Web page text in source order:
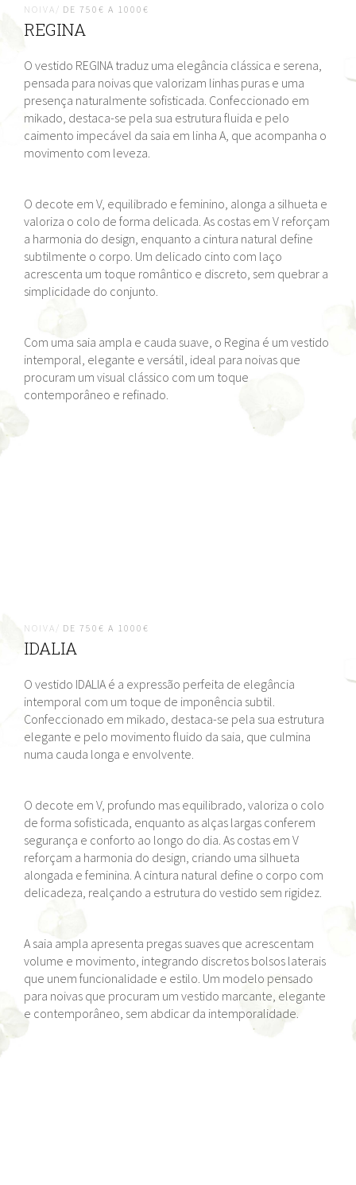
NOIVA/ DE 750€ A 1000€
REGINA
O vestido REGINA traduz uma elegância clássica e serena,
pensada para noivas que valorizam linhas puras e uma
presença naturalmente sofisticada. Confeccionado em
mikado, destaca-se pela sua estrutura fluida e pelo
caimento impecável da saia em linha A, que acompanha o
movimento com leveza.
O decote em V, equilibrado e feminino, alonga a silhueta e
valoriza o colo de forma delicada. As costas em V reforçam
a harmonia do design, enquanto a cintura natural define
subtilmente o corpo. Um delicado cinto com laço
acrescenta um toque romântico e discreto, sem quebrar a
simplicidade do conjunto.
Com uma saia ampla e cauda suave, o Regina é um vestido
intemporal, elegante e versátil, ideal para noivas que
procuram um visual clássico com um toque
contemporâneo e refinado.
NOIVA/ DE 750€ A 1000€
IDALIA
O vestido IDALIA é a expressão perfeita de elegância
intemporal com um toque de imponência subtil.
Confeccionado em mikado, destaca-se pela sua estrutura
elegante e pelo movimento fluido da saia, que culmina
numa cauda longa e envolvente.
O decote em V, profundo mas equilibrado, valoriza o colo
de forma sofisticada, enquanto as alças largas conferem
segurança e conforto ao longo do dia. As costas em V
reforçam a harmonia do design, criando uma silhueta
alongada e feminina. A cintura natural define o corpo com
delicadeza, realçando a estrutura do vestido sem rigidez.
A saia ampla apresenta pregas suaves que acrescentam
volume e movimento, integrando discretos bolsos laterais
que unem funcionalidade e estilo. Um modelo pensado
para noivas que procuram um vestido marcante, elegante
e contemporâneo, sem abdicar da intemporalidade.